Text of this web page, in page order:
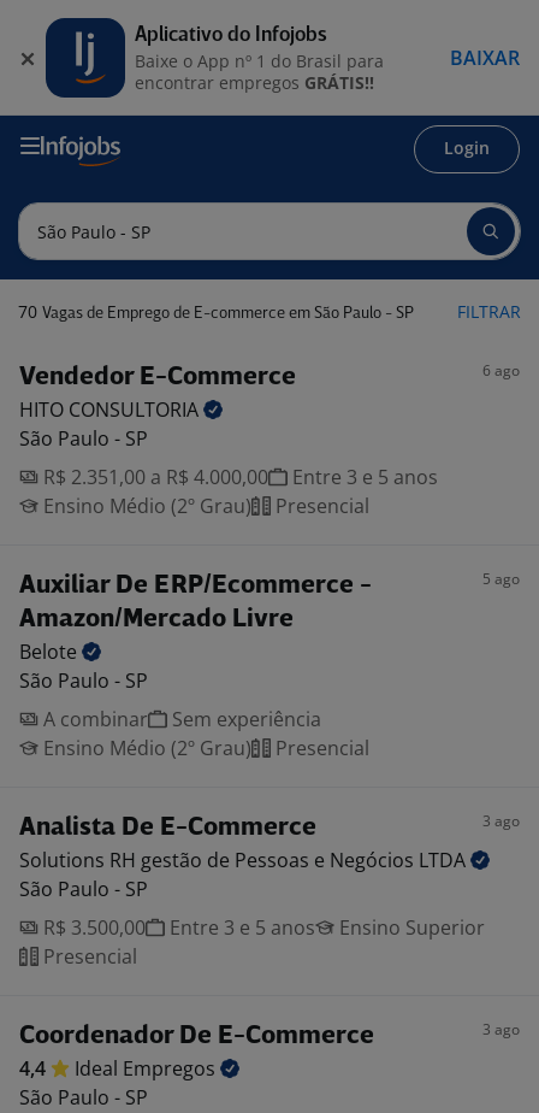
Login
70 Vagas de Emprego de E-commerce em São Paulo - SP FILTRAR
Vendedor E-Commerce 6 ago
HITO CONSULTORIA
São Paulo - SP
R$ 2.351,00 a R$ 4.000,00
Entre 3 e 5 anos
Ensino Médio (2º Grau)
Presencial
Auxiliar De ERP/Ecommerce -
Amazon/Mercado Livre
5 ago
Belote
São Paulo - SP
A combinar
Sem experiência
Ensino Médio (2º Grau)
Presencial
Analista De E-Commerce 3 ago
Solutions RH gestão de Pessoas e Negócios LTDA
São Paulo - SP
R$ 3.500,00
Entre 3 e 5 anos
Ensino Superior
Presencial
Coordenador De E-Commerce 3 ago
4,4 Ideal Empregos
São Paulo - SP
Aplicativo do Infojobs
Baixe o App nº 1 do Brasil para
encontrar empregos GRÁTIS!!
BAIXAR